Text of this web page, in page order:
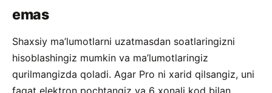
emas
Shaxsiy ma’lumotlarni uzatmasdan soatlaringizni
hisoblashingiz mumkin va ma’lumotlaringiz
qurilmangizda qoladi. Agar Pro ni xarid qilsangiz, uni